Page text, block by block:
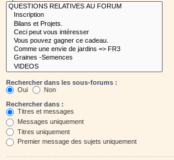
Rechercher dans les sous-forums :
Oui
Non
Rechercher dans :
Titres et messages
Messages uniquement
Titres uniquement
Premier message des sujets uniquement